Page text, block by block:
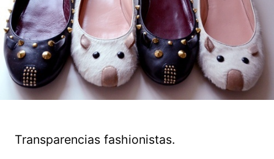
Transparencias fashionistas.